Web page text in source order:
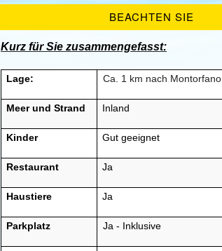
BEACHTEN SIE
Kurz für Sie zusammengefasst:
Lage: Ca. 1 km nach Montorfano
Meer und Strand Inland
Kinder Gut geeignet
Restaurant Ja
Haustiere Ja
Parkplatz Ja - Inklusive